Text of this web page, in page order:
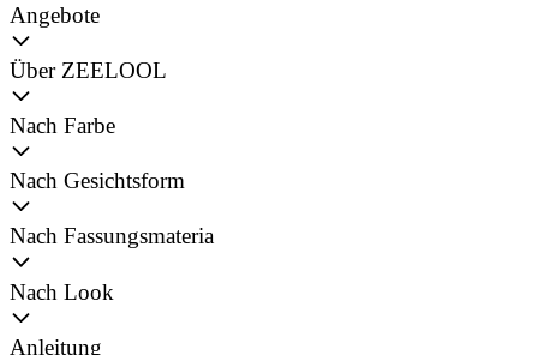
Angebote
Über ZEELOOL
Nach Farbe
Nach Gesichtsform
Nach Fassungsmateria
Nach Look
Anleitung